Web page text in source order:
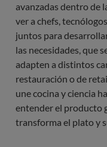
avanzadas dentro de
ver a chefs,
juntos para
las necesidades, que
adapten a distintos
restauración o de
une cocina y ciencia
entender el producto
transforma el plato y